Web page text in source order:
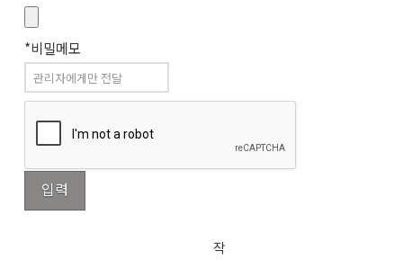
*비밀메모
작